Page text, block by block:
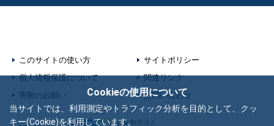
Cookieの使用について
当サイトでは、利用測定やトラフィック分析を目的として、クッ
キー(Cookie)を利用しています。
このサイトの使い方
サイトポリシー
個人情報保護について
関連リンク
寄附のお願い
お問い合わせ